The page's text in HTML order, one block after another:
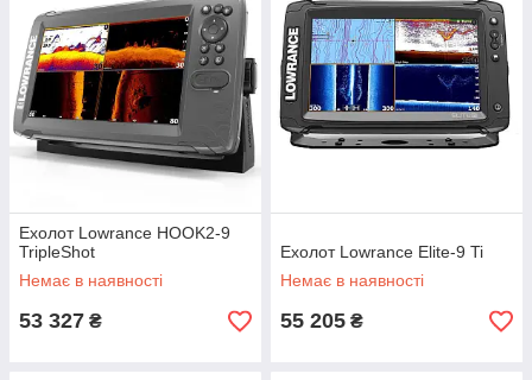
Ехолот Lowrance HOOK2-9
TripleShot
Немає в наявності
53 327 ₴
Ехолот Lowrance Elite-9 Ti
Немає в наявності
55 205 ₴